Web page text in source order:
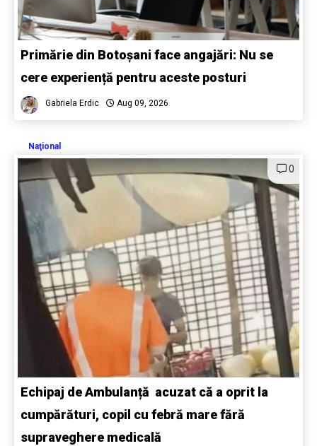
Primărie din Botoșani face angajări: Nu se
cere experiență pentru aceste posturi
Gabriela Erdic Aug 09, 2026
Naţional
0
Echipaj de Ambulanță acuzat că a oprit la
cumpărături, copil cu febră mare fără
supraveghere medicală